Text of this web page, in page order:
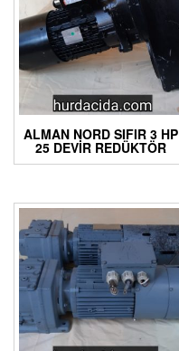
ALMAN NORD SIFIR 3 HP
25 DEVIR REDÜKTÖR